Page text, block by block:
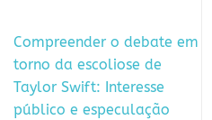
Compreender o debate em
torno da escoliose de
Taylor Swift: Interesse
público e especulação